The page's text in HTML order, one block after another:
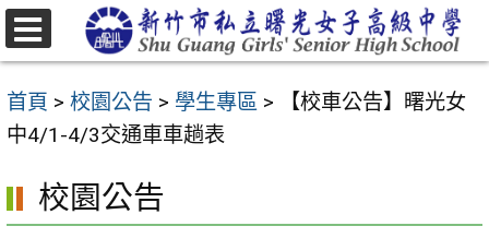
跳
至
要
內
區
首頁 > 校園公告 > 學生專區 >
【校車公告】曙光女
中4/1-4/3交通車車趟表
校園公告
選
單